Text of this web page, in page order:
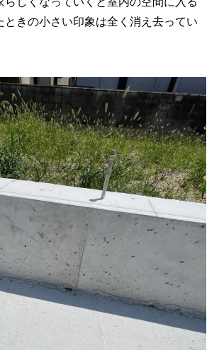
ときの小さい印象は全く消え去ってい